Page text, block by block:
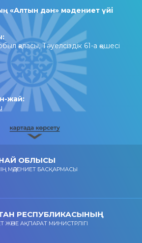
«Алтын дән» мәдениет үйі
қаласы, Тәуелсіздік 61-а қөшесі
жай:
ОБЛЫСЫ
МӘДЕНИЕТ БАСҚАРМАСЫ
РЕСПУБЛИКАСЫНЫҢ
ЖӘНЕ АҚПАРАТ МИНИСТРЛІГІ